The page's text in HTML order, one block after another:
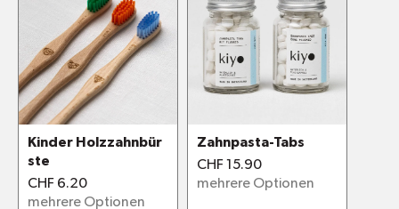
Feuchtigkeitsschutz
Nach der Verwendung am besten den
Holzgriff abtrocknen für noch mehr
Feuchtigkeitsschutz
Nach ca. 2-3 Monaten hat die Liebwerk
Holzzahnbürste ausgedient. Einfach den
Bürstenkopf abbrechen und im Hausabfall
entsorgen. Der Griff kann beliebig
weiterverwendet werden zum Basteln, im
Garten oder als Brennstoff
Kinder Holzzahnbür
ste
CHF 6.20
mehrere Optionen
Zahnpasta-Tabs
CHF 15.90
mehrere Optionen